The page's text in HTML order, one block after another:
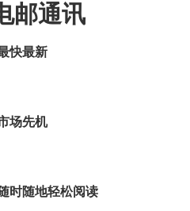
邮通讯
快最新
场先机
时随地轻松阅读